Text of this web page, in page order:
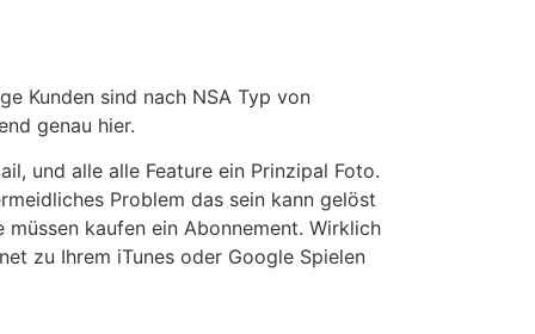
Kunden sind nach NSA Typ von
genau hier.
und alle alle Feature ein Prinzipal Foto.
Problem das sein kann gelöst
kaufen ein Abonnement. Wirklich
zu Ihrem iTunes oder Google Spielen